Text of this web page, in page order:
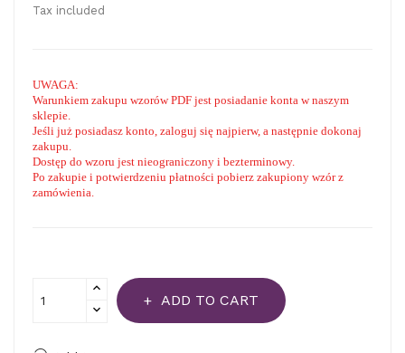
Tax included
UWAGA:
Warunkiem zakupu wzorów PDF jest posiadanie konta w naszym
sklepie.
Jeśli już posiadasz konto, zaloguj się najpierw, a następnie dokonaj
zakupu.
Dostęp do wzoru jest nieograniczony i bezterminowy.
Po zakupie i potwierdzeniu płatności pobierz zakupiony wzór z
zamówienia.
ADD TO CART